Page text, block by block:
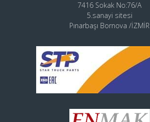
7416 Sokak No:76/A
5.sanayi sitesi
Pınarbaşı Bornova /İZMİR